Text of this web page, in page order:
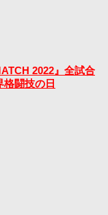
2022』全試合
闘技の日